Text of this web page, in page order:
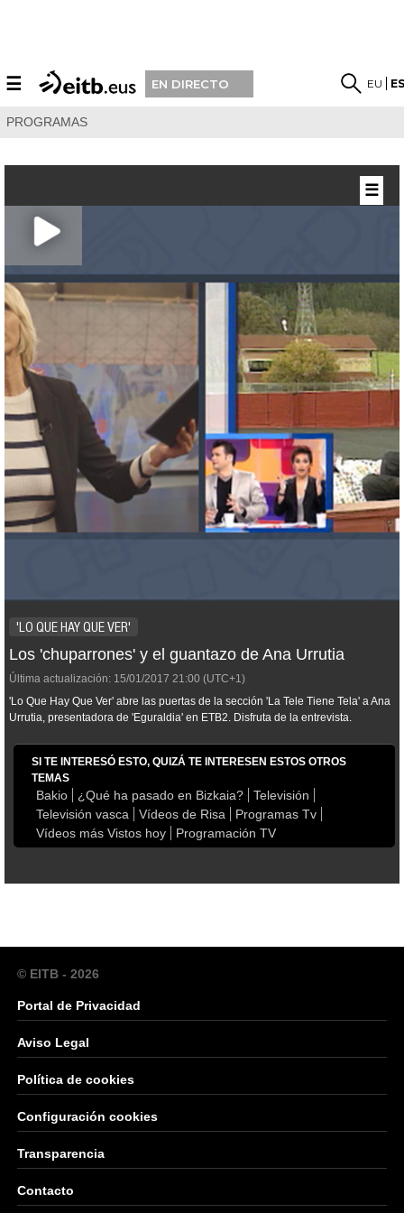
☰ EN DIRECTO EU
PROGRAMAS
'LO QUE HAY QUE VER'
Los 'chuparrones' y el guantazo de Ana Urrutia
Última actualización: 15/01/2017 21:00 (UTC+1)
'Lo Que Hay Que Ver' abre las puertas de la sección 'La Tele Tiene Tela' a Ana
Urrutia, presentadora de 'Eguraldia' en ETB2. Disfruta de la entrevista.
SI TE INTERESÓ ESTO, QUIZÁ TE INTERESEN ESTOS OTROS
TEMAS
Bakio ¿Qué ha pasado en Bizkaia?
Televisión
Televisión vasca
Vídeos de Risa
Programas Tv
Vídeos más Vistos hoy
Programación TV
☰
© EITB - 2026
Portal de Privacidad
Aviso Legal
Política de cookies
Configuración cookies
Transparencia
Contacto